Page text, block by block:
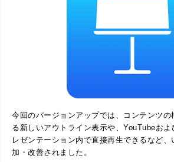
今回のバージョンアップでは、コンテンツの
る新しいアウトライン表示や、YouTubeお
レゼンテーション内で直接再生できるなど、
加・改善されました。